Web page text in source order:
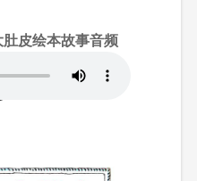
皮绘本故事音频